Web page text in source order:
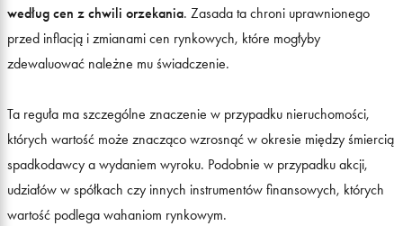
według cen z chwili orzekania. Zasada ta chroni uprawnionego
przed inflacją i zmianami cen rynkowych, które mogłyby
zdewaluować należne mu świadczenie.
Ta reguła ma szczególne znaczenie w przypadku nieruchomości,
których wartość może znacząco wzrosnąć w okresie między śmiercią
spadkodawcy a wydaniem wyroku. Podobnie w przypadku akcji,
udziałów w spółkach czy innych instrumentów finansowych, których
wartość podlega wahaniom rynkowym.